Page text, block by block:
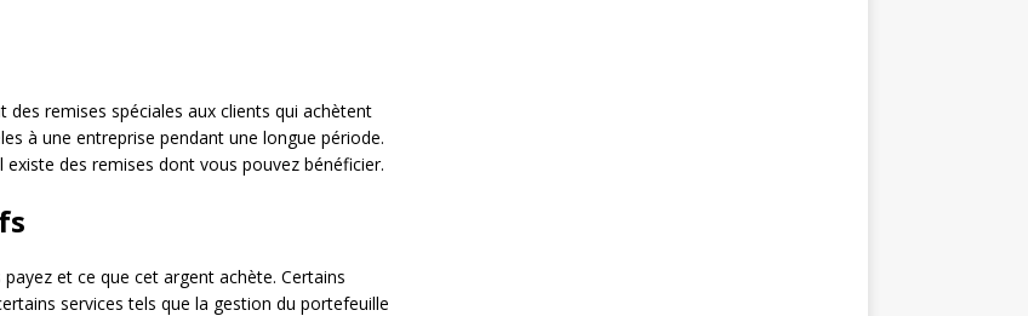
des remises spéciales aux clients qui achètent
à une entreprise pendant une longue période.
des remises dont vous pouvez bénéficier.
et ce que cet argent achète. Certains
services tels que la gestion du portefeuille